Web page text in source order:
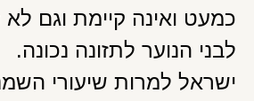
כמעט ואינה קיימת וגם לא
לבני הנוער לתזונה נכונה.
ישראל למרות שיעורי